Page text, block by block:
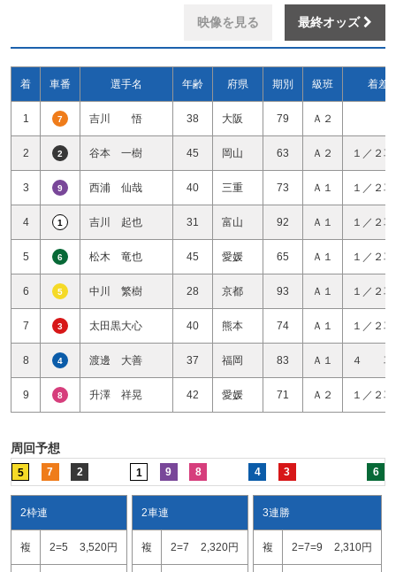
映像を見る 最終オッズ
着 車番 選手名 年齢 府県 期別 級班 着差
1 7 吉川 悟 38 大阪 79 Ａ２
2 2 谷本 一樹 45 岡山 63 Ａ２ １／２
3 9 西浦 仙哉 40 三重 73 Ａ１ １／２
4 1 吉川 起也 31 富山 92 Ａ１ １／２
5 6 松木 竜也 45 愛媛 65 Ａ１ １／２
6 5 中川 繁樹 28 京都 93 Ａ１ １／２
7 3 太田黒大心 40 熊本 74 Ａ１ １／２
8 4 渡邊 大善 37 福岡 83 Ａ１ ４ 車
9 8 升澤 祥晃 42 愛媛 71 Ａ２ １／２
周回予想
5 7 2 1 9 8 4 3 6
2枠連
複 2=5 3,520円
2車連
複 2=7 2,320円
3連勝
複 2=7=9 2,310円